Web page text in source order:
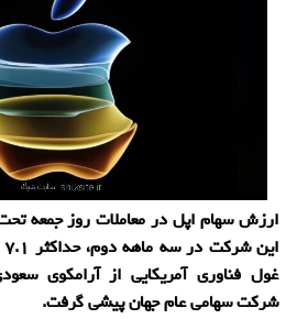
ارزش سهام اپل در معاملات روز جمعه
غول فناوری آمریكایی از آرامكوی
شركت سهامی عام جهان پیشی گرفت.